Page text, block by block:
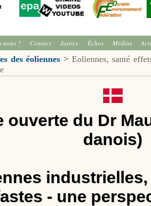
nous ? Contact Justice Échos Médias
des éoliennes > Eoliennes, santé
ouverte du Dr
danois)
industrielles
- une